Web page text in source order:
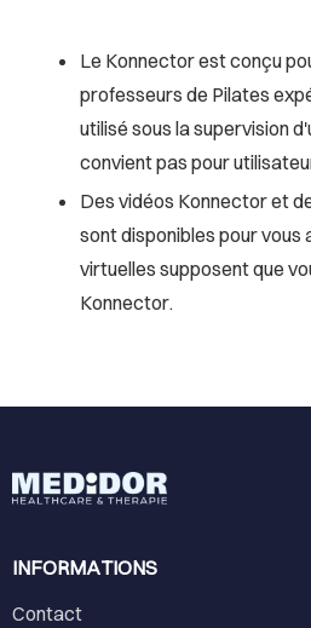
Le Konnector est conçu
professeurs de Pilates
utilisé sous la supervision
convient pas pour
Des vidéos Konnector et
sont disponibles pour vous
virtuelles supposent que
Konnector.
INFORMATIONS
Contact